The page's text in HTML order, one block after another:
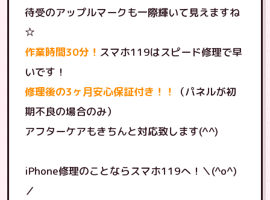
待受のアップルマークも一際輝いて見えますね
☆
作業時間30分！ スマホ119はスピード修理で早
いです！
修理後の3ヶ月安心保証付き！！
（パネルが初
期不良の場合のみ）
アフターケアもきちんと対応致します(^^)
iPhone修理のことならスマホ119へ！＼(^o^)
／